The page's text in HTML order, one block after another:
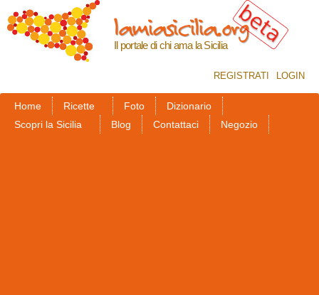
contenuto
principale
lamiasicilia.org
Il portale di chi ama la Sicilia
REGISTRATI LOGIN
Home Ricette Foto
Dizionario
Scopri la Sicilia
Blog Contattaci Negozio